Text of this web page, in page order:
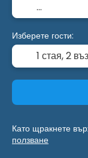
Изберете гости:
1 стая,2
Като щракнете
ползване